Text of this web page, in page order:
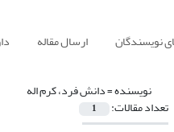
نویسندگان ارسال مقاله
نویسنده =دانش فرد، کرم اله
تعداد مقالات: 1